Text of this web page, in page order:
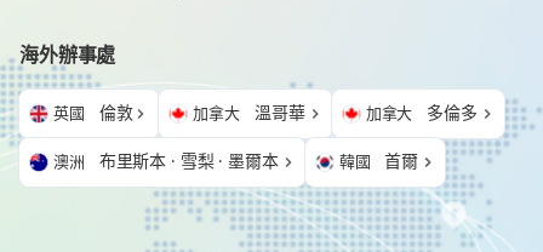
海外辦事處
英國 倫敦 加拿大 溫哥華 加拿大 多倫多
澳洲 布里斯本 · 雪梨 · 墨爾本 韓國 首爾